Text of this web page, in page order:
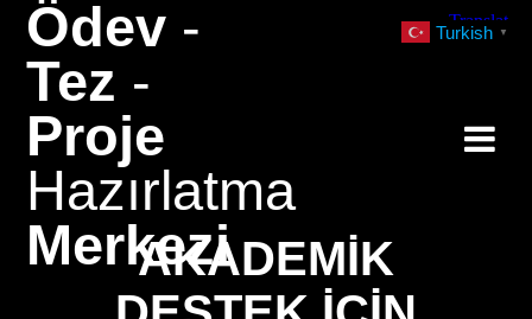
Ödev -
Tez -
Proje
Hazırlatma
MerkeziAKADEMIK
Turkish ▼